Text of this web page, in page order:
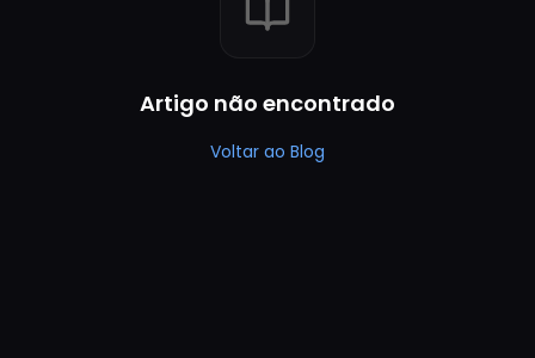
Artigo não encontrado
Voltar ao Blog